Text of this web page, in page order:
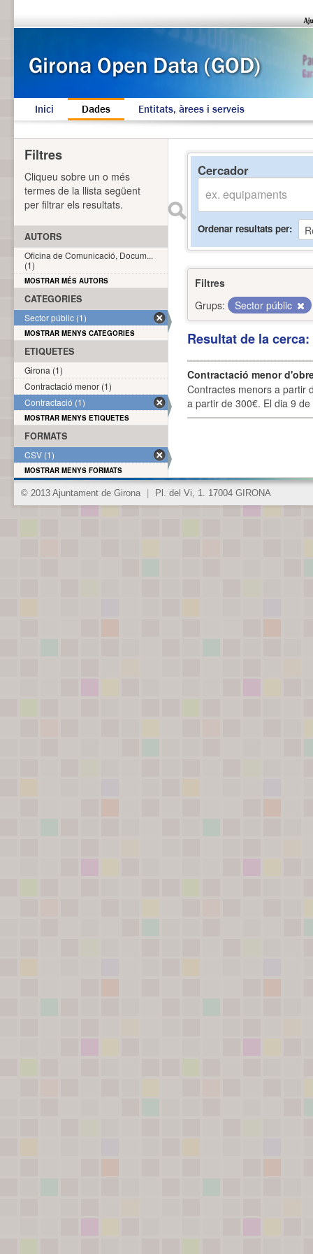
Inici Dades Entitats, àrees i serveis
Cercador
Ordenar resultats per
Filtres
Grups:
Sector públic
Resultat de la
Contractació menor
Contractes menors a partir
a partir de 300€. El dia 9
Filtres
Cliqueu sobre un o més
termes de la llista següent
per filtrar els resultats.
AUTORS
Oficina de Comunicació, Docum...
(1)
MOSTRAR MÉS AUTORS
CATEGORIES
Sector públic (1)
MOSTRAR MENYS CATEGORIES
ETIQUETES
Girona (1)
Contractació menor (1)
Contractació (1)
MOSTRAR MENYS ETIQUETES
FORMATS
CSV (1)
MOSTRAR MENYS FORMATS
© 2013 Ajuntament de Girona Pl. del Vi, 1. 17004 GIRONA